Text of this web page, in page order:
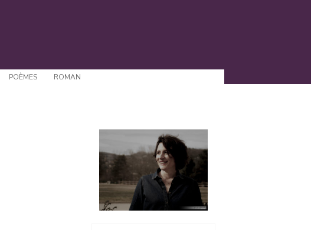
POÈMES ROMAN